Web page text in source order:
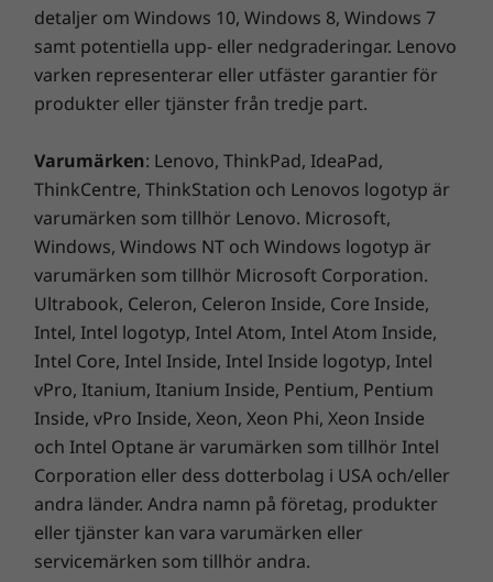
Ett varaktigt åtagande
Ditt åtagande för miljömässig hållbarhet
börjar med datorns energibesparing och
återvunnet innehåll. Produkten levereras med
en förpackningskudde som innehåller 90 %
återvunnen plast, konstruerad med 30 %
återvunnen plast i strömadapterfodralet och
90 % havsbunden plast i systempåsen. Den
bärbara datorns nedre lock använder till och
med 30 % återvunnen plast. Den är registrerad
EPEAT®Silver* och ENERGY STAR®-certifierad
och uppfyller miljöprestandakriterierna för
produktens livslängd, cirkulär design och
Vad finns i lådan
IdeaPad Slim 3i Gen 9 (16" Intel)
65 W AC-adapter
Komplett teknisk specifikation
Referens för produktspecifikationer:Modeller,
specifikationer, dokument, kompatibilitet (på engelska)
detaljer om Windows 10, Windows 8, Windows 7
samt potentiella upp- eller nedgraderingar. Lenovo
varken representerar eller utfäster garantier för
produkter eller tjänster från tredje part.
Varumärken: Lenovo, ThinkPad, IdeaPad,
ThinkCentre, ThinkStation och Lenovos logotyp är
varumärken som tillhör Lenovo. Microsoft,
Windows, Windows NT och Windows logotyp är
varumärken som tillhör Microsoft Corporation.
Ultrabook, Celeron, Celeron Inside, Core Inside,
Intel, Intel logotyp, Intel Atom, Intel Atom Inside,
Intel Core, Intel Inside, Intel Inside logotyp, Intel
vPro, Itanium, Itanium Inside, Pentium, Pentium
Inside, vPro Inside, Xeon, Xeon Phi, Xeon Inside
och Intel Optane är varumärken som tillhör Intel
Corporation eller dess dotterbolag i USA och/eller
andra länder. Andra namn på företag, produkter
eller tjänster kan vara varumärken eller
servicemärken som tillhör andra.